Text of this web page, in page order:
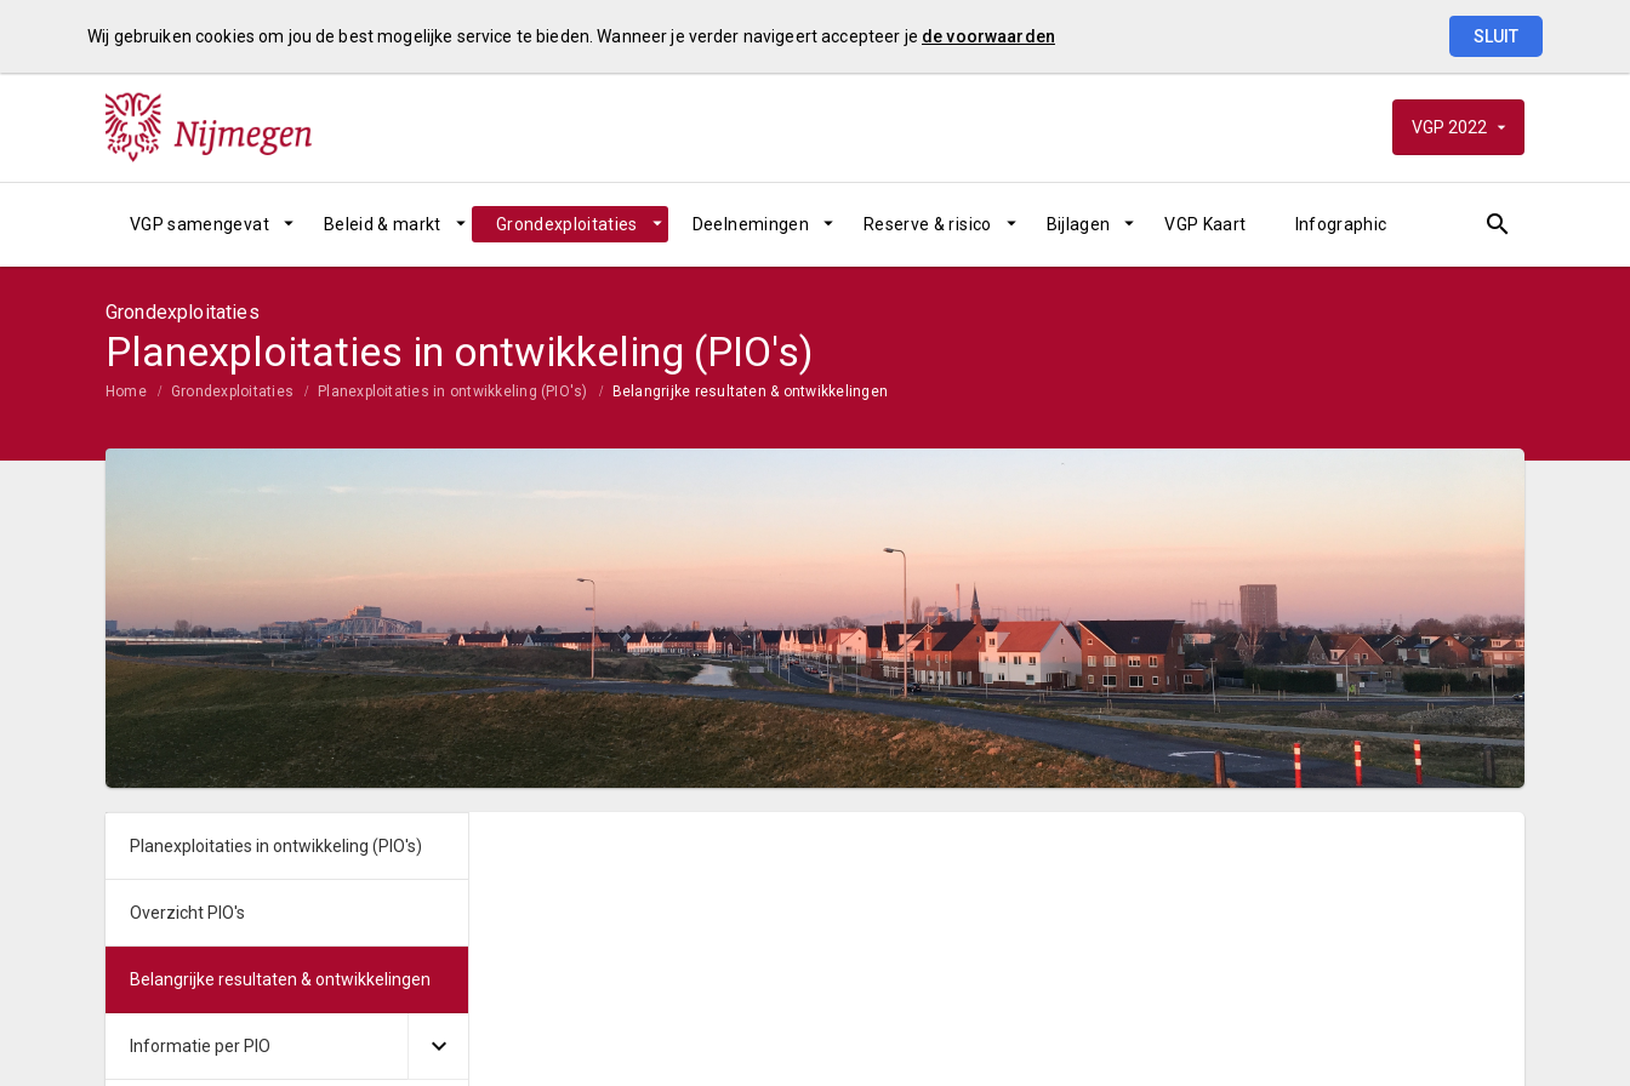
Wij gebruiken cookies om jou de best mogelijke service te bieden. Wanneer je verder navigeert accepteer je de voorwaarden SLUIT
VGP 2022
VGP samengevat Beleid & markt Grondexploitaties Deelnemingen Reserve & risico Bijlagen VGP Kaart Infographic
Grondexploitaties
Planexploitaties in ontwikkeling (PIO's)
Home Grondexploitaties Planexploitaties in ontwikkeling (PIO's) Belangrijke resultaten & ontwikkelingen
Planexploitaties in ontwikkeling (PIO's)
Overzicht PIO's
Belangrijke resultaten & ontwikkelingen
Informatie per PIO